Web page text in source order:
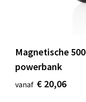
Magnetische
powerbank
vanaf € 20,06